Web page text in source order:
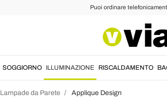
Puoi ordinare
SOGGIORNO ILLUMINAZIONE RISCALDAMENTO
Lampade da Parete Applique Design